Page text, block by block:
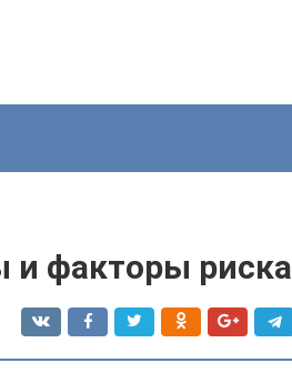
и факторы риска